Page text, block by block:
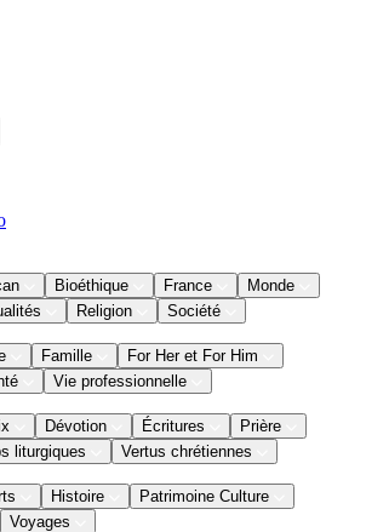
Bioéthique France
Monde
Religion Société
Famille
For Her et For Him
Vie professionnelle
Dévotion Écritures
Prière
liturgiques Vertus chrétiennes
Histoire
Patrimoine Culture
Voyages